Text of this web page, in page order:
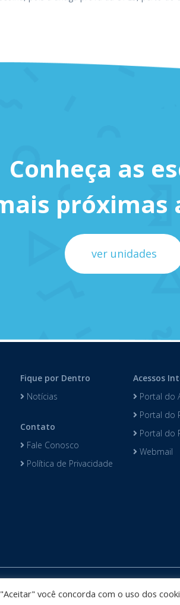
Conheça as
próximas
ver unidades
Fique por Dentro
Notícias
Contato
Fale Conosco
Política de Privacidade
Acessos
Portal do
Portal do
Portal do
Webmail
Darwin desenvolvido por Phidelis
você concorda com o uso dos